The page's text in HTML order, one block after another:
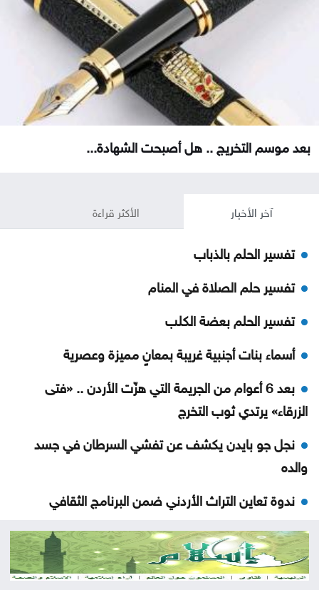
بعد موسم التخريج .. هل أصبحت الشهادة...
آخر الأخبار الأكثر قراءة
تفسير الحلم بالذباب
تفسير حلم الصلاة في المنام
تفسير الحلم بعضة الكلب
أسماء بنات أجنبية غريبة بمعانٍ مميزة وعصرية
بعد 6 أعوام من الجريمة التي هزّت الأردن .. «فتى
الزرقاء» يرتدي ثوب التخرج
نجل جو بايدن يكشف عن تفشي السرطان في جسد
والده
ندوة تعاين التراث الأردني ضمن البرنامج الثقافي
مستوطنون يهاجمون مسجدا بالضفة والجيش يعتقل 7
فلسطينيين